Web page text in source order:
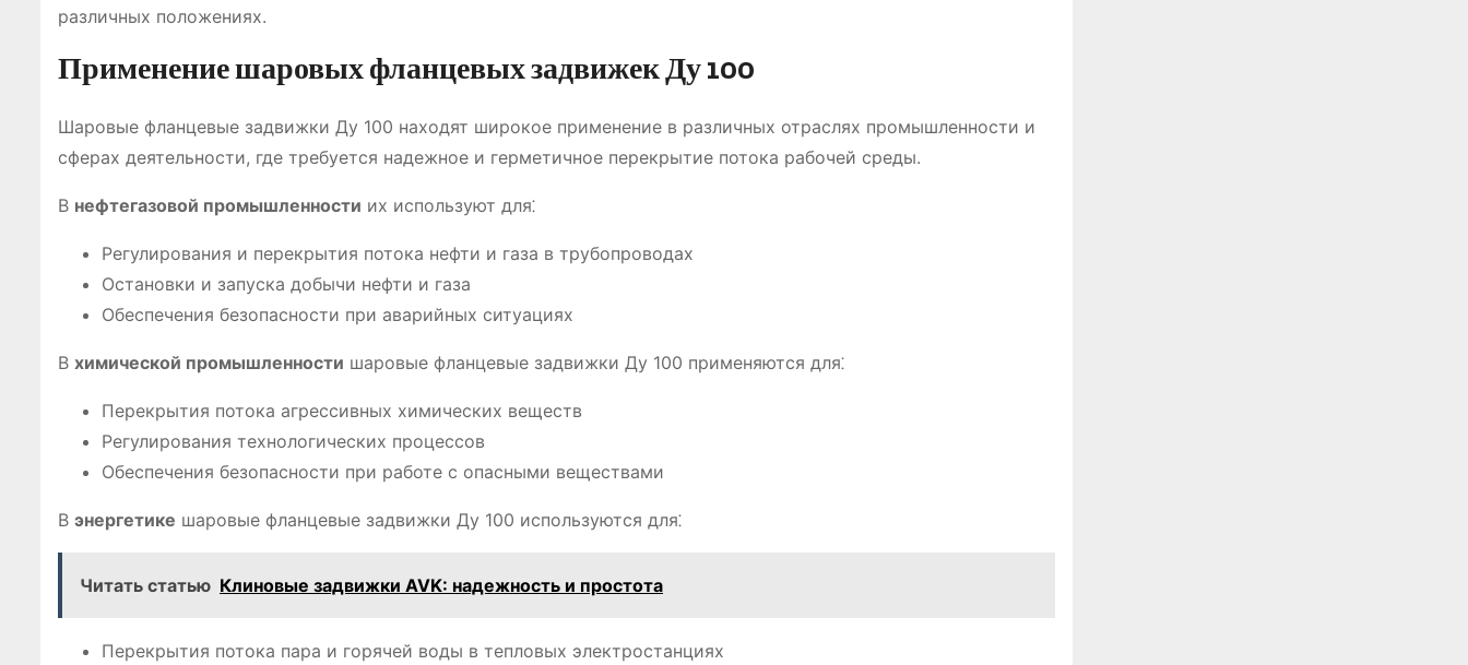
различных положениях.
Применение шаровых фланцевых задвижек Ду 100
Шаровые фланцевые задвижки Ду 100 находят широкое применение в различных отраслях промышленности и
сферах деятельности, где требуется надежное и герметичное перекрытие потока рабочей среды.
В нефтегазовой промышленности их используют для⁚
Регулирования и перекрытия потока нефти и газа в трубопроводах
Остановки и запуска добычи нефти и газа
Обеспечения безопасности при аварийных ситуациях
В химической промышленности шаровые фланцевые задвижки Ду 100 применяются для⁚
Перекрытия потока агрессивных химических веществ
Регулирования технологических процессов
Обеспечения безопасности при работе с опасными веществами
В энергетике шаровые фланцевые задвижки Ду 100 используются для⁚
Читать статью Клиновые задвижки AVK: надежность и простота
Перекрытия потока пара и горячей воды в тепловых электростанциях